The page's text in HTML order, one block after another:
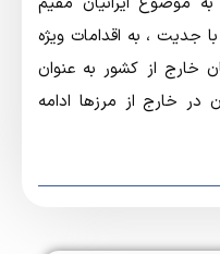
جدیت ، به اقدامات ویژه
خارج از کشور به عنوان
در خارج از مرزها ادامه